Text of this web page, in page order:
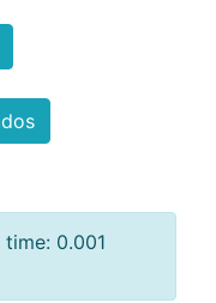
time: 0.001